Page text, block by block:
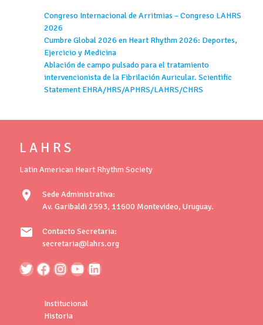
Congreso Internacional de Arritmias – Congreso LAHRS
2026
Cumbre Global 2026 en Heart Rhythm 2026: Deportes,
Ejercicio y Medicina
Ablación de campo pulsado para el tratamiento
intervencionista de la Fibrilación Auricular. Scientific
Statement EHRA/HRS/APHRS/LAHRS/CHRS
L A H R S
Latin American Heart Rhythm Society
location_on
Sede Administrativa:
Av. Garibaldi 2593, 11600 Montevideo, Uruguay.
mail
Contacto Secretaria:
secretaria@lahrs.org
Institucional
Historia